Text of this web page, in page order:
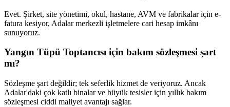
Evet. Şirket, site yönetimi, okul, hastane, AVM ve fabrikalar için e-
fatura kesiyor, Adalar merkezli işletmelere cari hesap imkânı
sunuyoruz.
Yangın Tüpü Toptancısı için bakım sözleşmesi şart
mı?
Sözleşme şart değildir; tek seferlik hizmet de veriyoruz. Ancak
Adalar'daki çok katlı binalar ve büyük tesisler için yıllık bakım
sözleşmesi ciddi maliyet avantajı sağlar.